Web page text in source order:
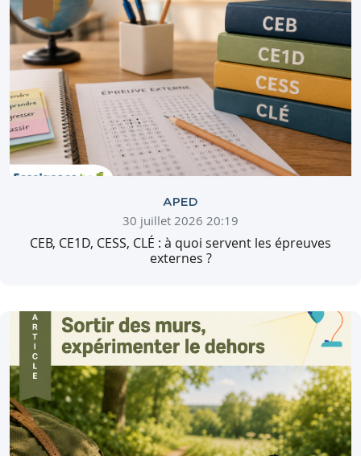
APED
30 juillet 2026 20:19
CEB, CE1D, CESS, CLÉ : à quoi servent les épreuves
externes ?